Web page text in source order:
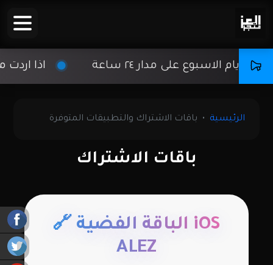
مدار ٢٤ ساعة اذا اردت مساعدة في
الرئيسية باقات الاشتراك والتطبيقات المتوفرة
باقات الاشتراك
iOS الباقة الفضية 🔗
ALEZ